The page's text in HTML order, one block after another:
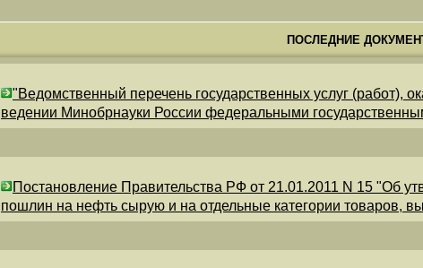
ПОСЛЕДНИЕ
"Ведомственный перечень государственных услуг
ведении Минобрнауки России федеральными
Постановление Правительства РФ от 21.01.2011 N 15 "Об
пошлин на нефть сырую и на отдельные категории товаров,